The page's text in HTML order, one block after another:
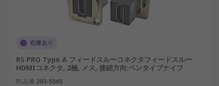
HDMIコネクタ用RSコンポーネンツ
ネクタについて、RSコンポーネンツは電子部品のグ
ローバルサプライヤーとして、日本市場向けに選定
在庫あり
RS PRO Type A フィードスルーコネクタフィードスルー
HDMIコネクタ, 2極, メス, 接続方向:ペンタイプナイフ
RS品番 203-5565